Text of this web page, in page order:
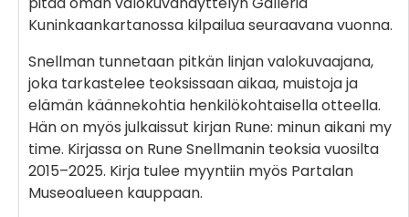
Kuninkaankartanossa kilpailua seuraavana vuonna.
Snellman tunnetaan pitkän linjan valokuvaajana,
joka tarkastelee teoksissaan aikaa, muistoja ja
elämän käännekohtia henkilökohtaisella otteella.
Hän on myös julkaissut kirjan Rune: minun aikani my
time. Kirjassa on Rune Snellmanin teoksia vuosilta
2015–2025. Kirja tulee myyntiin myös Partalan
Museoalueen kauppaan.